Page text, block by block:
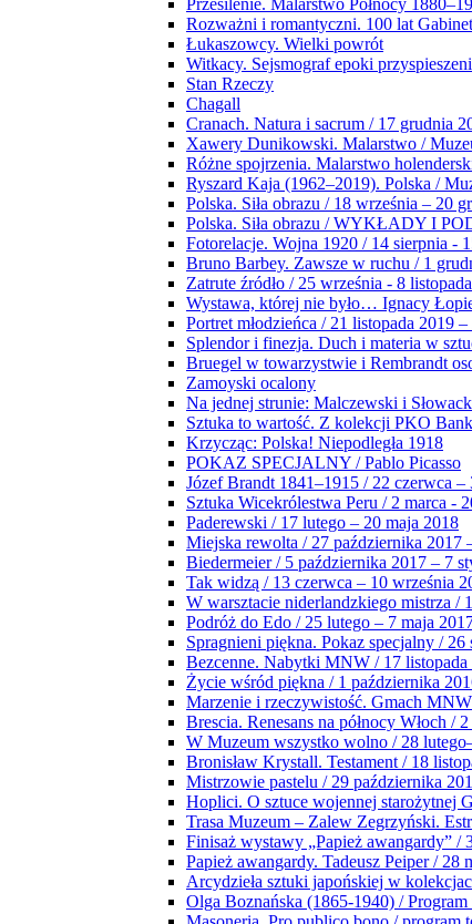
Przesilenie. Malarstwo Północy
Rozważni i romantyczni. 100 lat
Łukaszowcy. Wielki powrót
Witkacy. Sejsmograf epoki
Stan Rzeczy
Chagall
Cranach. Natura i sacrum / 17 grudnia
Xawery Dunikowski. Malarstwo /
Różne spojrzenia. Malarstwo
Ryszard Kaja (1962–2019). Polska /
Polska. Siła obrazu / 18 września – 20
Polska. Siła obrazu / WYKŁADY I
Fotorelacje. Wojna 1920 / 14 sierpnia -
Bruno Barbey. Zawsze w ruchu / 1
Zatrute źródło / 25 września - 8
Wystawa, której nie było… Ignacy
Portret młodzieńca / 21 listopada 2019
Splendor i finezja. Duch i materia w
Bruegel w towarzystwie i Rembrandt
Zamoyski ocalony
Na jednej strunie: Malczewski i
Sztuka to wartość. Z kolekcji PKO
Krzycząc: Polska! Niepodległa 1918
POKAZ SPECJALNY / Pablo Picasso
Józef Brandt 1841–1915 / 22 czerwca –
Sztuka Wicekrólestwa Peru / 2 marca -
Paderewski / 17 lutego – 20 maja 2018
Miejska rewolta / 27 października 2017
Biedermeier / 5 października 2017 – 7
Tak widzą / 13 czerwca – 10 września
W warsztacie niderlandzkiego mistrza /
Podróż do Edo / 25 lutego – 7 maja
Spragnieni piękna. Pokaz specjalny /
Bezcenne. Nabytki MNW / 17
Życie wśród piękna / 1 października
Marzenie i rzeczywistość. Gmach
Brescia. Renesans na północy Włoch /
W Muzeum wszystko wolno / 28
Bronisław Krystall. Testament / 18
Mistrzowie pastelu / 29 października
Hoplici. O sztuce wojennej starożytnej
Trasa Muzeum – Zalew Zegrzyński.
Finisaż wystawy „Papież awangardy” /
Papież awangardy. Tadeusz Peiper / 28
Arcydzieła sztuki japońskiej w
Olga Boznańska (1865-1940) /